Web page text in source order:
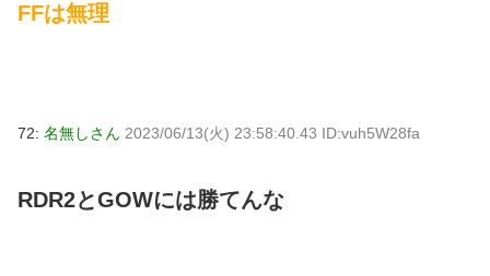
FFは無理
72: 名無しさん 2023/06/13(火) 23:58:40.43 ID:vuh5W28fa
RDR2とGOWには勝てんな